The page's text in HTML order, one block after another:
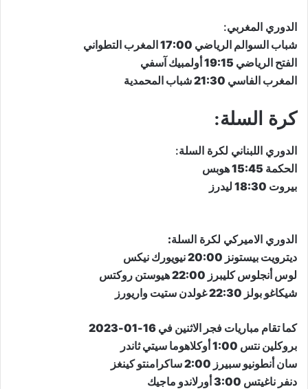
الدوري المغربي:
شباب السوالم الرياضي 17:00 المغرب التطواني
الفتح الرياضي 19:15 أولمبيك آسفي
المغرب الفاسي 21:30 شباب المحمدية
كرة السلة:
​الدوري اللبناني لكرة السلة​:
الحكمة 15:45 هوبس
بيروت 18:30 ليدرز
​الدوري الاميركي لكرة السلة​:
ديترويت بيستونز 20:00 نيويورك نيكس
لوس أنجلوس كليبرز 22:00 هيوستن روكتس
شيكاغو بولز 22:30 غولدن ستيت واريورز
كما تقام مباريات فجر الاثنين في 16-01-2023
بروكلين نتس 1:00 أوكلاهوما سيتي ثاندر
سان أنطونيو سبيرز 2:00 ساكرامنتو كينغز
دنفر ناغيتس 3:00 أورلاندو ماجيك